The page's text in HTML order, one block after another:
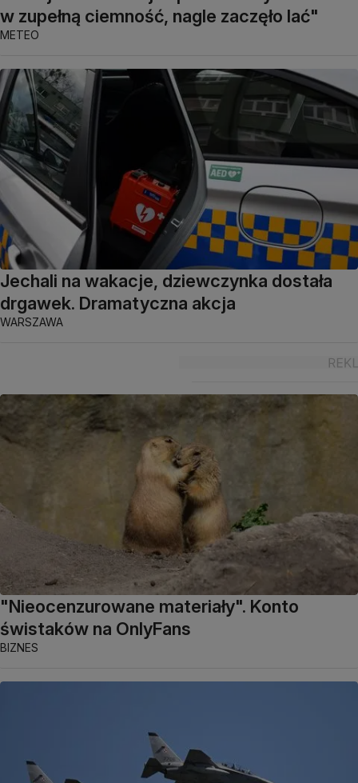
w zupełną ciemność, nagle zaczęło lać"
METEO
Jechali na wakacje, dziewczynka dostała
drgawek. Dramatyczna akcja
WARSZAWA
"Nieocenzurowane materiały". Konto
świstaków na OnlyFans
BIZNES